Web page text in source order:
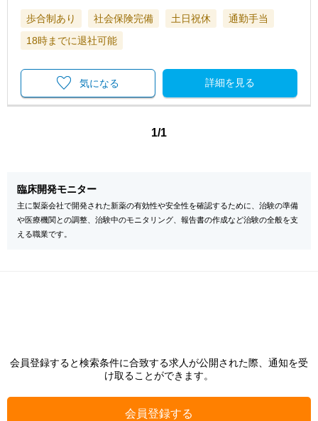
歩合制あり 社会保険完備 土日祝休
通勤手当
18時までに退社可能
詳細を見る
気になる
1/1
臨床開発モニター
主に製薬会社で開発された新薬の有効性や安全性を確認するために、治験の準備
や医療機関との調整、治験中のモニタリング、報告書の作成など治験の全般を支
える職業です。
会員登録すると検索条件に合致する求人が公開された際、通知を受
け取ることができます。
会員登録する